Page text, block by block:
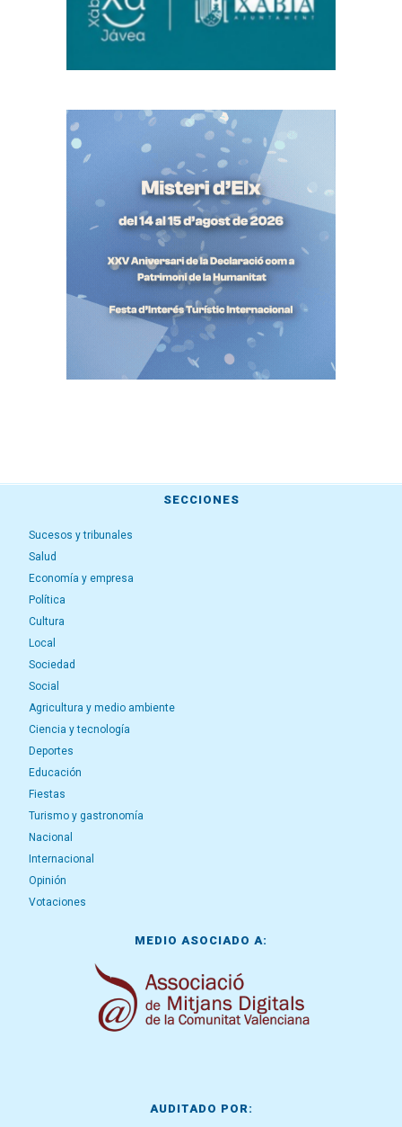
SECCIONES
Sucesos y tribunales
Salud
Economía y empresa
Política
Cultura
Local
Sociedad
Social
Agricultura y medio ambiente
Ciencia y tecnología
Deportes
Educación
Fiestas
Turismo y gastronomía
Nacional
Internacional
Opinión
Votaciones
MEDIO ASOCIADO A:
AUDITADO POR: